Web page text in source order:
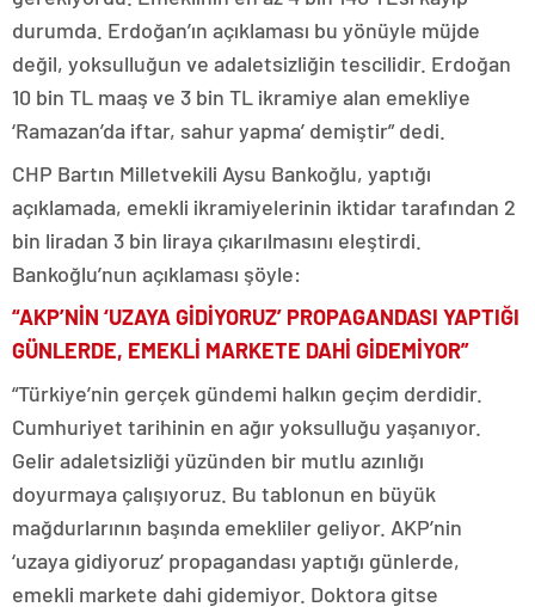
durumda. Erdoğan’ın açıklaması bu yönüyle müjde
değil, yoksulluğun ve adaletsizliğin tescilidir. Erdoğan
10 bin TL maaş ve 3 bin TL ikramiye alan emekliye
‘Ramazan’da iftar, sahur yapma’ demiştir” dedi.
CHP Bartın Milletvekili Aysu Bankoğlu, yaptığı
açıklamada, emekli ikramiyelerinin iktidar tarafından 2
bin liradan 3 bin liraya çıkarılmasını eleştirdi.
Bankoğlu’nun açıklaması şöyle:
“AKP’NİN ‘UZAYA GİDİYORUZ’ PROPAGANDASI YAPTIĞI
GÜNLERDE, EMEKLİ MARKETE DAHİ GİDEMİYOR”
“Türkiye’nin gerçek gündemi halkın geçim derdidir.
Cumhuriyet tarihinin en ağır yoksulluğu yaşanıyor.
Gelir adaletsizliği yüzünden bir mutlu azınlığı
doyurmaya çalışıyoruz. Bu tablonun en büyük
mağdurlarının başında emekliler geliyor. AKP’nin
‘uzaya gidiyoruz’ propagandası yaptığı günlerde,
emekli markete dahi gidemiyor. Doktora gitse